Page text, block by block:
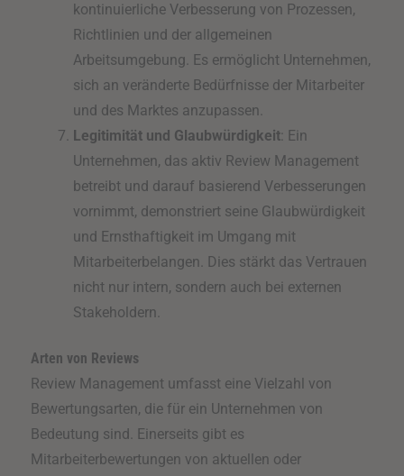
kontinuierliche Verbesserung von Prozessen,
Richtlinien und der allgemeinen
Arbeitsumgebung. Es ermöglicht Unternehmen,
sich an veränderte Bedürfnisse der Mitarbeiter
und des Marktes anzupassen.
Legitimität und Glaubwürdigkeit: Ein
Unternehmen, das aktiv Review Management
betreibt und darauf basierend Verbesserungen
vornimmt, demonstriert seine Glaubwürdigkeit
und Ernsthaftigkeit im Umgang mit
Mitarbeiterbelangen. Dies stärkt das Vertrauen
nicht nur intern, sondern auch bei externen
Stakeholdern.
Arten von Reviews
Review Management umfasst eine Vielzahl von
Bewertungsarten, die für ein Unternehmen von
Bedeutung sind. Einerseits gibt es
Mitarbeiterbewertungen von aktuellen oder